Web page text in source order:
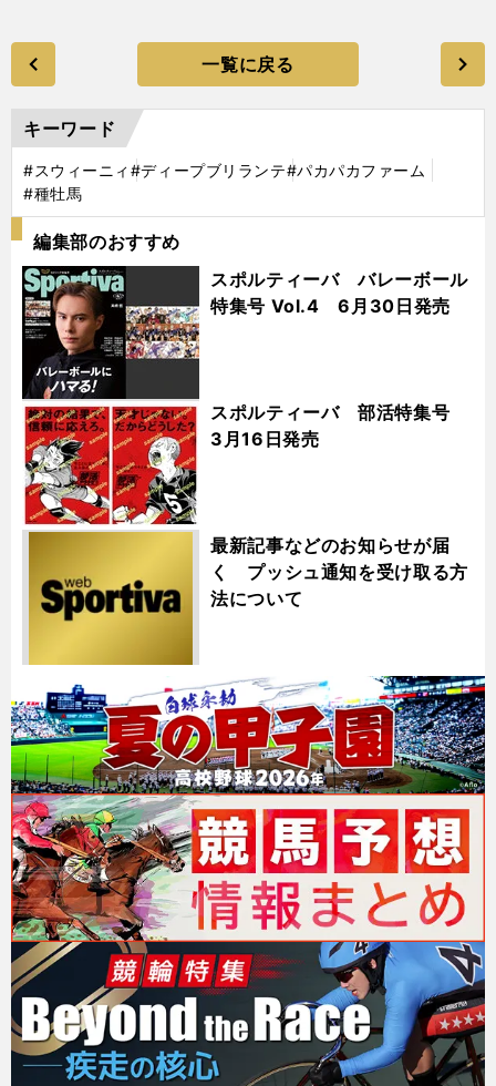
一覧に戻る
キーワード
#スウィーニィ #ディープブリランテ#パカパカファーム
#種牡馬
編集部のおすすめ
スポルティーバ バレーボール
特集号 Vol.4 6月30日発売
スポルティーバ 部活特集号
3月16日発売
最新記事などのお知らせが届
く プッシュ通知を受け取る方
法について